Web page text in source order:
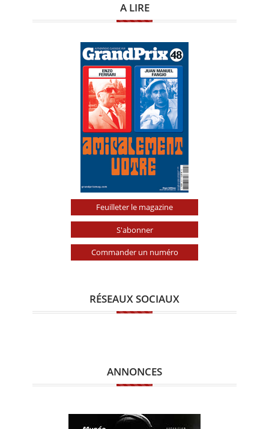
A LIRE
Feuilleter le magazine
S'abonner
Commander un numéro
RÉSEAUX SOCIAUX
ANNONCES